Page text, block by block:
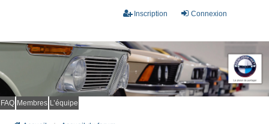
Connexion
Inscription
FAQ Membres L’équipe